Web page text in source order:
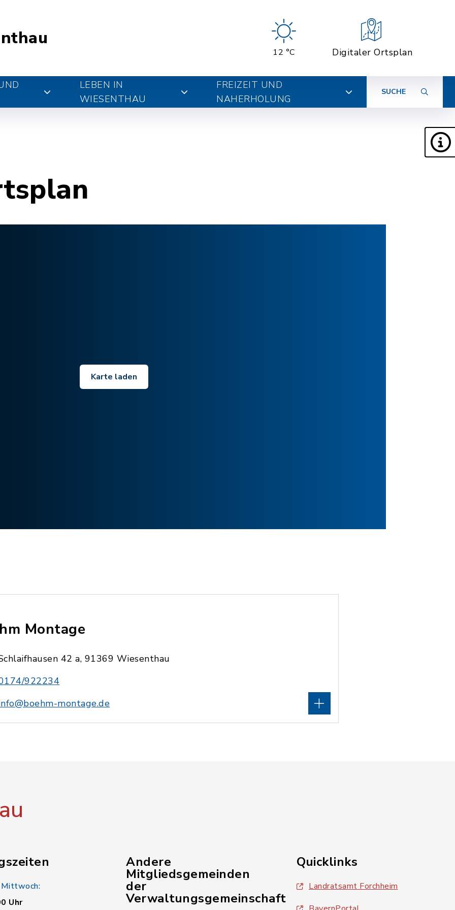
12 °C Digitaler Ortsplan
LEBEN IN
WIESENTHAU
FREIZEIT UND
NAHERHOLUNG
SUCHE
Karte laden
Montage
42 a, 91369 Wiesenthau
922234
montage.de
Uhr
Andere
Mitgliedsgemeinden
der
Verwaltungsgemeinschaft
Quicklinks
Landratsamt Forchheim